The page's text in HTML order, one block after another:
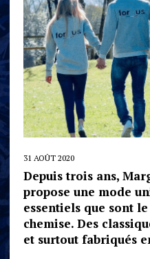
31 AOÛT 2020
Depuis trois ans,
propose une mode
essentiels que sont
chemise. Des
et surtout fabriqués